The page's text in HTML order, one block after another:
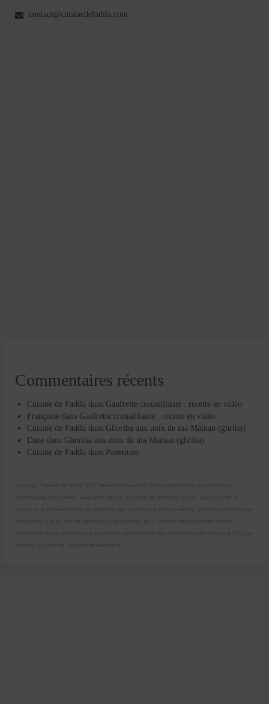
contact@cuisinedefadila.com
Commentaires récents
Cuisine de Fadila dans Gaufrette croustillante : recette en vidéo
Françoise dans Gaufrette croustillante : recette en vidéo
Cuisine de Fadila dans Ghoriba aux noix de ma Maman (ghriba)
Dane dans Ghoriba aux noix de ma Maman (ghriba)
Cuisine de Fadila dans Panettone